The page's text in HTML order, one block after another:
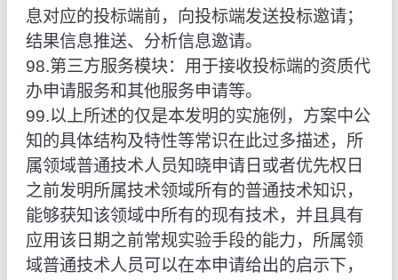
息对应的投标端前，向投标端发送投标邀请；
结果信息推送、分析信息邀请。
98.第三方服务模块：用于接收投标端的资质代
办申请服务和其他服务申请等。
99.以上所述的仅是本发明的实施例，方案中公
知的具体结构及特性等常识在此过多描述，所
属领域普通技术人员知晓申请日或者优先权日
之前发明所属技术领域所有的普通技术知识，
能够获知该领域中所有的现有技术，并且具有
应用该日期之前常规实验手段的能力，所属领
域普通技术人员可以在本申请给出的启示下，